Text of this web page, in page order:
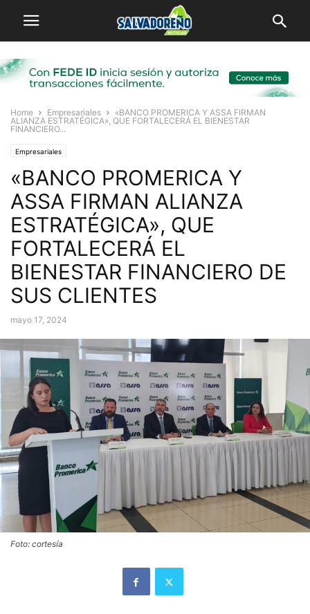
Home Empresariales
«BANCO PROMERICA Y ASSA FIRMAN
ALIANZA ESTRATÉGICA», QUE FORTALECERÁ EL BIENESTAR
FINANCIERO...
Empresariales
«BANCO PROMERICA Y
ASSA FIRMAN ALIANZA
ESTRATÉGICA», QUE
FORTALECERÁ EL
BIENESTAR FINANCIERO DE
SUS CLIENTES
mayo 17, 2024
Foto: cortesía